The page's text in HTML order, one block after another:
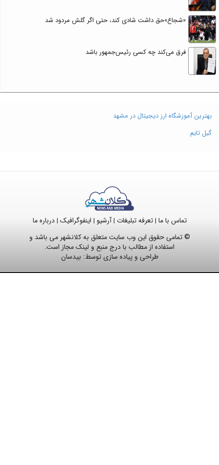
«شجاع»حق داشت شادی کند، حتی اگر گلش مردود شد
فرق می‌کند چه کسی رئیس‌جمهور باشد
بهترین آموزشگاه ارز دیجیتال در مشهد
گیل تایم
تماس با ما |تعرفه تبلیغات |آرشیو | اینفوگرافیک |درباره ما
© تمامی حقوق این وب سایت متعلق به کلانشهر می باشد و
استفاده از مطالب با درج منبع و لینک مجاز است.
طراحی و پیاده سازی توسط: بیدسان